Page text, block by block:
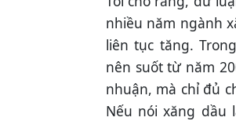
nhiều năm ngành
liên tục tăng.
nên suốt từ năm
nhuận, mà chỉ đủ
Nếu nói xăng dầu